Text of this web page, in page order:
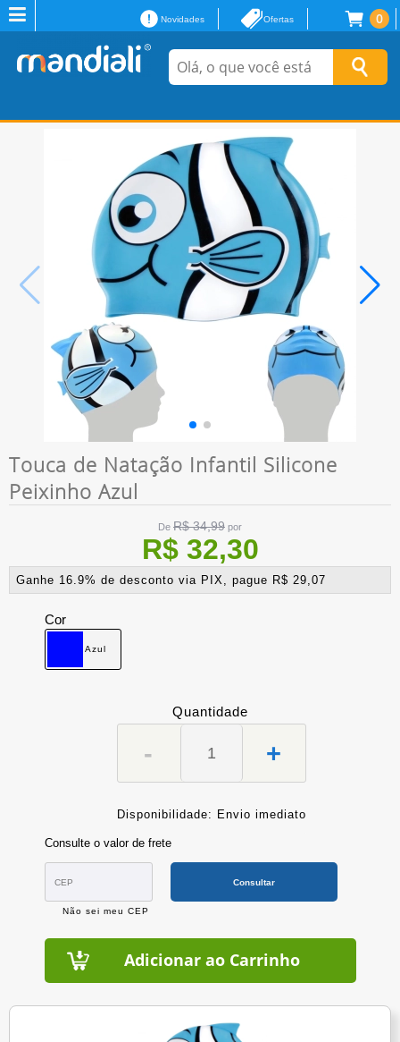
0
Novidades Ofertas
Touca de Natação Infantil Silicone
Peixinho Azul
De R$ 34,99 por
R$ 32,30
Ganhe 16.9% de desconto via PIX, pague R$ 29,07
Cor
Azul
Quantidade
- +
Disponibilidade: Envio imediato
Consulte o valor de frete
Consultar
Não sei meu CEP
Adicionar ao Carrinho